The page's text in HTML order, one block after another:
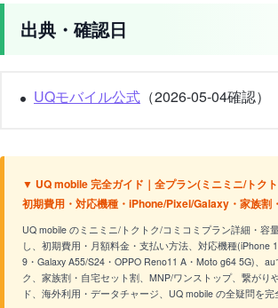
出典・確認日
UQモバイル公式 （2026-05-04確認）
▼ UQ mobile 完全ガイド｜全プラン(ミニミニ/トク
初期費用・対応機種・iPhone/Pixel/Galaxy・家族割
UQ mobile のミニミニ/トクトク/コミコミプラン詳細・容
し、初期費用・月額料金・支払い方法、対応機種(iPhone
9・Galaxy A55/S24・OPPO Reno11 A・Moto g64 5G)、
ク、家族割・自宅セット割、MNP/ワンストップ、繋がり
ド、海外利用・データチャージ、UQ mobile の全疑問を完